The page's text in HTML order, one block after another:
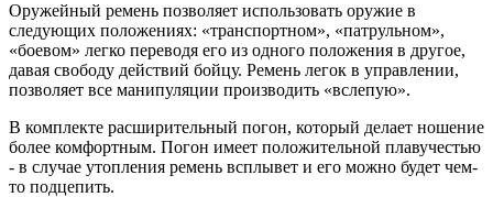
Оружейный ремень позволяет использовать оружие в
следующих положениях: «транспортном», «патрульном»,
«боевом» легко переводя его из одного положения в другое,
давая свободу действий бойцу. Ремень легок в управлении,
позволяет все манипуляции производить «вслепую».
В комплекте расширительный погон, который делает ношение
более комфортным. Погон имеет положительной плавучестью
- в случае утопления ремень всплывет и его можно будет чем-
то подцепить.